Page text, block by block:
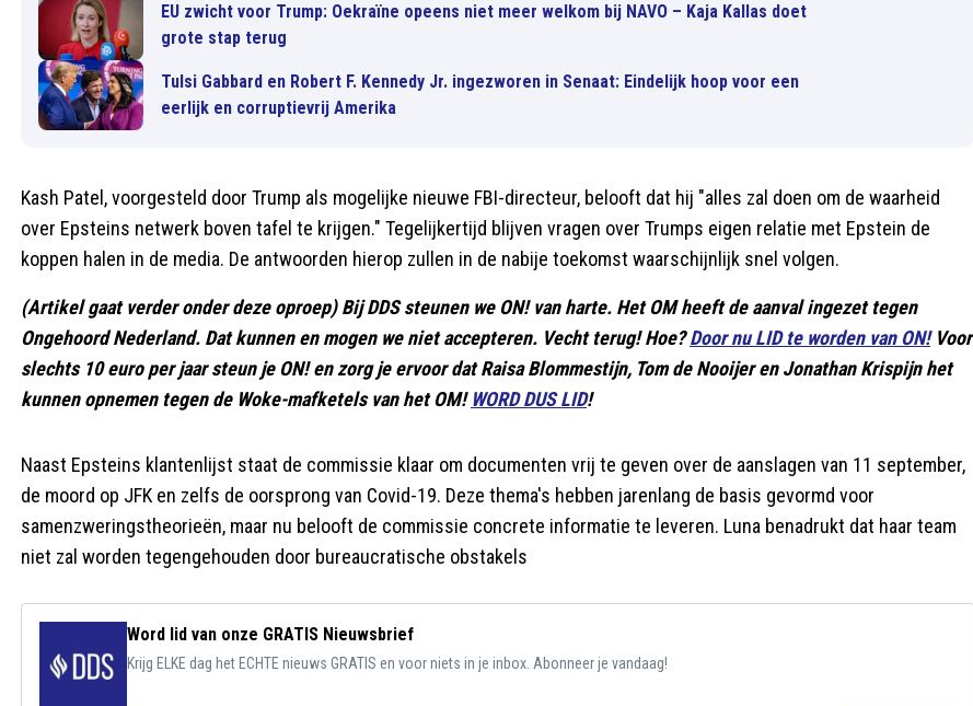
EU zwicht voor Trump: Oekraïne opeens niet meer welkom bij NAVO – Kaja Kallas doet
grote stap terug
Tulsi Gabbard en Robert F. Kennedy Jr. ingezworen in Senaat: Eindelijk hoop voor een
eerlijk en corruptievrij Amerika
Kash Patel, voorgesteld door Trump als mogelijke nieuwe FBI-directeur, belooft dat hij "alles zal doen om de waarheid
over Epsteins netwerk boven tafel te krijgen." Tegelijkertijd blijven vragen over Trumps eigen relatie met Epstein de
koppen halen in de media. De antwoorden hierop zullen in de nabije toekomst waarschijnlijk snel volgen.
(Artikel gaat verder onder deze oproep) Bij DDS steunen we ON! van harte. Het OM heeft de aanval ingezet tegen
Ongehoord Nederland. Dat kunnen en mogen we niet accepteren. Vecht terug! Hoe?Door nu LID te worden van ON!Voor
slechts 10 euro per jaar steun je ON! en zorg je ervoor dat Raisa Blommestijn, Tom de Nooijer en Jonathan Krispijn het
kunnen opnemen tegen de Woke-mafketels van het OM!WORD DUS LID!
Naast Epsteins klantenlijst staat de commissie klaar om documenten vrij te geven over de aanslagen van 11 september,
de moord op JFK en zelfs de oorsprong van Covid-19. Deze thema's hebben jarenlang de basis gevormd voor
samenzweringstheorieën, maar nu belooft de commissie concrete informatie te leveren. Luna benadrukt dat haar team
niet zal worden tegengehouden door bureaucratische obstakels
Word lid van onze GRATIS Nieuwsbrief
Krijg ELKE dag het ECHTE nieuws GRATIS en voor niets in je inbox. Abonneer je vandaag!